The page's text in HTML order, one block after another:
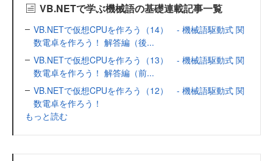
VB.NETで学ぶ機械語の基礎連載記事一覧
VB.NETで仮想CPUを作ろう（14） - 機械語駆動式 関
数電卓を作ろう！ 解答編（後...
VB.NETで仮想CPUを作ろう（13） - 機械語駆動式 関
数電卓を作ろう！ 解答編（前...
VB.NETで仮想CPUを作ろう（12） - 機械語駆動式 関
数電卓を作ろう！
もっと読む